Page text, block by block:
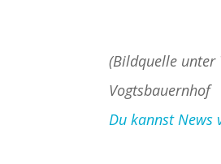
(Bildquelle unter
Vogtsbauernhof
Du kannst News